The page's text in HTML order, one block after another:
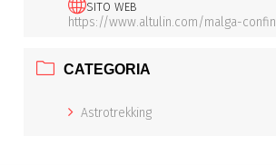
SITO WEB
https://www.altulin.com/malga-confin
CATEGORIA
Astrotrekking